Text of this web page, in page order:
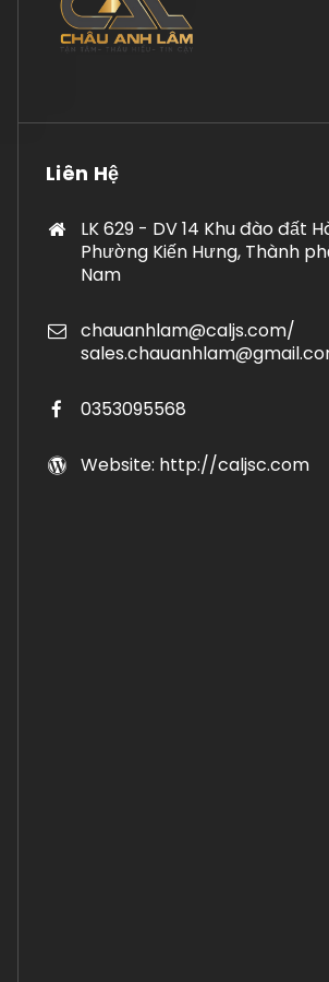
Liên Hệ
LK 629 - DV 14 Khu đào đất
Phường Kiến Hưng, Thành
Nam
chauanhlam@caljs.com/
0353095568
Website: http://caljsc.com